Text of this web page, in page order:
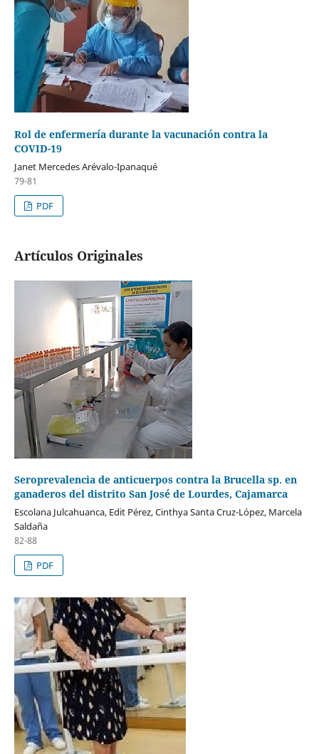
Rol de enfermería durante la vacunación contra la
COVID-19
Janet Mercedes Arévalo-Ipanaqué
79-81
PDF
Artículos Originales
Seroprevalencia de anticuerpos contra la Brucella sp. en
ganaderos del distrito San José de Lourdes, Cajamarca
Escolana Julcahuanca, Edit Pérez, Cinthya Santa Cruz-López, Marcela
Saldaña
82-88
PDF